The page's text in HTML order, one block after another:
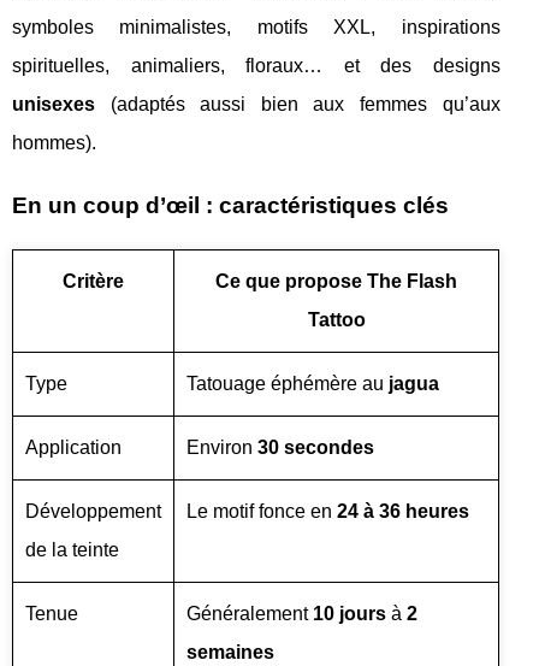
symboles minimalistes, motifs XXL, inspirations
spirituelles, animaliers, floraux… et des designs
unisexes (adaptés aussi bien aux femmes qu’aux
hommes).
En un coup d’œil : caractéristiques clés
Critère
Ce que propose The Flash
Tattoo
Type Tatouage éphémère au jagua
Application Environ 30 secondes
Développement
de la teinte
Le motif fonce en 24 à 36 heures
Tenue Généralement 10 jours à 2
semaines